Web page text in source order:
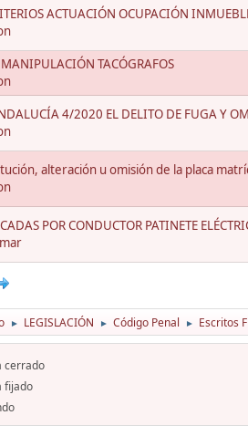
ACTUACIÓN OCUPACIÓN
TACÓGRAFOS
4/2020 EL DELITO DE FUGA Y
alteración u omisión de la placa
POR CONDUCTOR PATINETE
► LEGISLACIÓN ► Código Penal ► Escritos
cerrado
fijado